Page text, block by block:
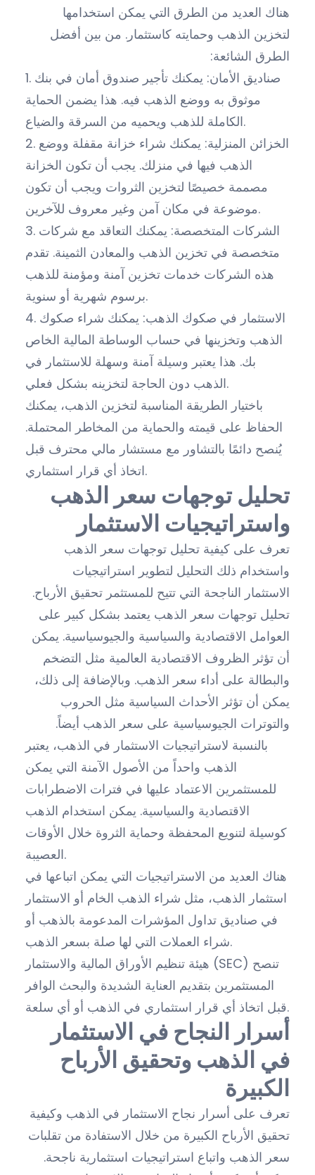
هناك العديد من الطرق التي يمكن استخدامها
لتخزين الذهب وحمايته كاستثمار. من بين أفضل
الطرق الشائعة:
1. صناديق الأمان: يمكنك تأجير صندوق أمان في بنك
موثوق به ووضع الذهب فيه. هذا يضمن الحماية
الكاملة للذهب ويحميه من السرقة والضياع.
2. الخزائن المنزلية: يمكنك شراء خزانة مقفلة ووضع
الذهب فيها في منزلك. يجب أن تكون الخزانة
مصممة خصيصًا لتخزين الثروات ويجب أن تكون
موضوعة في مكان آمن وغير معروف للآخرين.
3. الشركات المتخصصة: يمكنك التعاقد مع شركات
متخصصة في تخزين الذهب والمعادن الثمينة. تقدم
هذه الشركات خدمات تخزين آمنة ومؤمنة للذهب
برسوم شهرية أو سنوية.
4. الاستثمار في صكوك الذهب: يمكنك شراء صكوك
الذهب وتخزينها في حساب الوساطة المالية الخاص
بك. هذا يعتبر وسيلة آمنة وسهلة للاستثمار في
الذهب دون الحاجة لتخزينه بشكل فعلي.
باختيار الطريقة المناسبة لتخزين الذهب، يمكنك
الحفاظ على قيمته والحماية من المخاطر المحتملة.
يُنصح دائمًا بالتشاور مع مستشار مالي محترف قبل
اتخاذ أي قرار استثماري.
تحليل توجهات سعر الذهب
واستراتيجيات الاستثمار
تعرف على كيفية تحليل توجهات سعر الذهب
واستخدام ذلك التحليل لتطوير استراتيجيات
الاستثمار الناجحة التي تتيح للمستثمر تحقيق الأرباح.
تحليل توجهات سعر الذهب يعتمد بشكل كبير على
العوامل الاقتصادية والسياسية والجيوسياسية. يمكن
أن تؤثر الظروف الاقتصادية العالمية مثل التضخم
والبطالة على أداء سعر الذهب. وبالإضافة إلى ذلك،
يمكن أن تؤثر الأحداث السياسية مثل الحروب
والتوترات الجيوسياسية على سعر الذهب أيضاً.
بالنسبة لاستراتيجيات الاستثمار في الذهب، يعتبر
الذهب واحداً من الأصول الآمنة التي يمكن
للمستثمرين الاعتماد عليها في فترات الاضطرابات
الاقتصادية والسياسية. يمكن استخدام الذهب
كوسيلة لتنويع المحفظة وحماية الثروة خلال الأوقات
العصيبة.
هناك العديد من الاستراتيجيات التي يمكن اتباعها في
استثمار الذهب، مثل شراء الذهب الخام أو الاستثمار
في صناديق تداول المؤشرات المدعومة بالذهب أو
شراء العملات التي لها صلة بسعر الذهب.
هيئة تنظيم الأوراق المالية والاستثمار (SEC) تنصح
المستثمرين بتقديم العناية الشديدة والبحث الوافر
قبل اتخاذ أي قرار استثماري في الذهب أو أي سلعة.
أسرار النجاح في الاستثمار
في الذهب وتحقيق الأرباح
الكبيرة
تعرف على أسرار نجاح الاستثمار في الذهب وكيفية
تحقيق الأرباح الكبيرة من خلال الاستفادة من تقلبات
سعر الذهب واتباع استراتيجيات استثمارية ناجحة.